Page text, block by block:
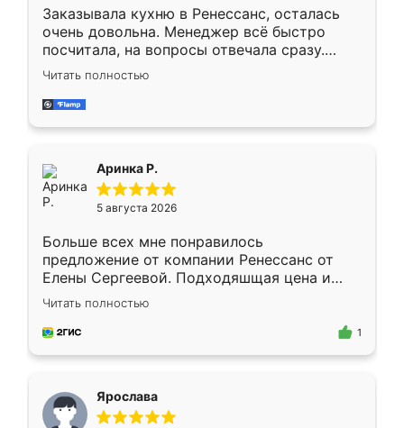
Заказывала кухню в Ренессанс, осталась
очень довольна. Менеджер всё быстро
посчитала, на вопросы отвечала сразу.
Замерщик приехал в субботу, подошёл к
делу со всей ответственностью. Собрали
за день, ребята работали аккуратно, даже
Читать полностью
Аринка Р.
5 августа 2026
Больше всех мне понравилось
предложение от компании Ренессанс от
Елены Сергеевой. Подходяшщая цена и
короткие сроки изготовления. Приехавший
для замера сотрудник Владислав
предложил по моему эскизу самый
Читать полностью
1
Ярослава